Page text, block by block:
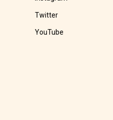
Twitter
YouTube